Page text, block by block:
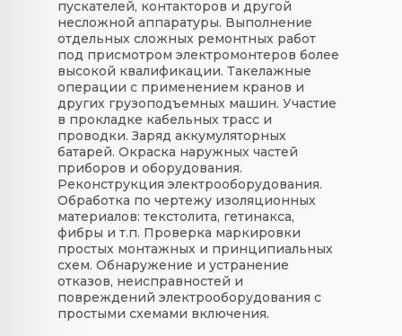
пускателей, контакторов и другой
несложной аппаратуры. Выполнение
отдельных сложных ремонтных работ
под присмотром электромонтеров более
высокой квалификации. Такелажные
операции с применением кранов и
других грузоподъемных машин. Участие
в прокладке кабельных трасс и
проводки. Заряд аккумуляторных
батарей. Окраска наружных частей
приборов и оборудования.
Реконструкция электрооборудования.
Обработка по чертежу изоляционных
материалов: текстолита, гетинакса,
фибры и т.п. Проверка маркировки
простых монтажных и принципиальных
схем. Обнаружение и устранение
отказов, неисправностей и
повреждений электрооборудования с
простыми схемами включения.